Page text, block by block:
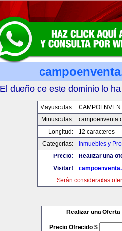
El dueño de este dominio lo
Mayusculas:
Minusculas:
Longitud:
12 caracteres
Categorias:
Inmuebles y
Precio:
Realizar una
Visitar!
Serán consideradas
Realizar una Oferta
Precio Ofrecido $